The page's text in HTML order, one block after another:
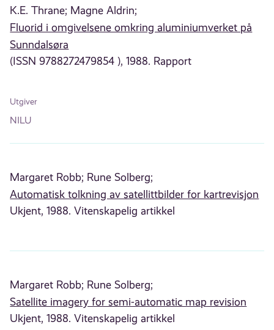
K.E. Thrane; Magne Aldrin;
Fluorid i omgivelsene omkring aluminiumverket på
Sunndalsøra
(ISSN 9788272479854 ), 1988. Rapport
Utgiver
NILU
Margaret Robb; Rune Solberg;
Automatisk tolkning av satellittbilder for kartrevisjon
Ukjent, 1988. Vitenskapelig artikkel
Margaret Robb; Rune Solberg;
Satellite imagery for semi-automatic map revision
Ukjent, 1988. Vitenskapelig artikkel